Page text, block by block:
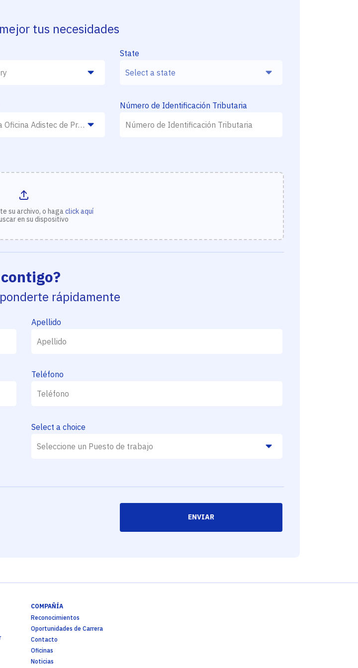
tus necesidades
State
Número de Identificación Tributaria
su archivo, o haga click aquí
en su dispositivo
rápidamente
Apellido
Teléfono
Select a choice
ENVIAR
COMPAÑÍA
Reconocimientos
Oportunidades de Carrera
Contacto
Oficinas
Noticias